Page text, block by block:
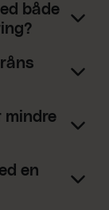
både
mindre
en